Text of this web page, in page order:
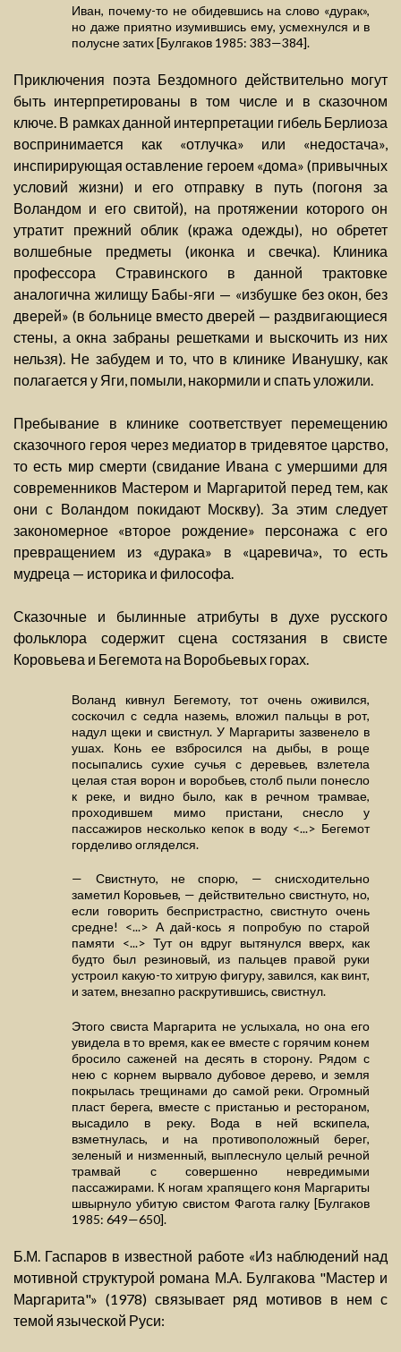
Иван, почему-то не обидевшись на слово «дурак»,
но даже приятно изумившись ему, усмехнулся и в
полусне затих [Булгаков 1985: 383—384].
Приключения поэта Бездомного действительно могут
быть интерпретированы в том числе и в сказочном
ключе. В рамках данной интерпретации гибель Берлиоза
воспринимается как «отлучка» или «недостача»,
инспирирующая оставление героем «дома» (привычных
условий жизни) и его отправку в путь (погоня за
Воландом и его свитой), на протяжении которого он
утратит прежний облик (кража одежды), но обретет
волшебные предметы (иконка и свечка). Клиника
профессора Стравинского в данной трактовке
аналогична жилищу Бабы-яги — «избушке без окон, без
дверей» (в больнице вместо дверей — раздвигающиеся
стены, а окна забраны решетками и выскочить из них
нельзя). Не забудем и то, что в клинике Иванушку, как
полагается у Яги, помыли, накормили и спать уложили.
Пребывание в клинике соответствует перемещению
сказочного героя через медиатор в тридевятое царство,
то есть мир смерти (свидание Ивана с умершими для
современников Мастером и Маргаритой перед тем, как
они с Воландом покидают Москву). За этим следует
закономерное «второе рождение» персонажа с его
превращением из «дурака» в «царевича», то есть
мудреца — историка и философа.
Сказочные и былинные атрибуты в духе русского
фольклора содержит сцена состязания в свисте
Коровьева и Бегемота на Воробьевых горах.
Воланд кивнул Бегемоту, тот очень оживился,
соскочил с седла наземь, вложил пальцы в рот,
надул щеки и свистнул. У Маргариты зазвенело в
ушах. Конь ее взбросился на дыбы, в роще
посыпались сухие сучья с деревьев, взлетела
целая стая ворон и воробьев, столб пыли понесло
к реке, и видно было, как в речном трамвае,
проходившем мимо пристани, снесло у
пассажиров несколько кепок в воду <...> Бегемот
горделиво огляделся.
— Свистнуто, не спорю, — снисходительно
заметил Коровьев, — действительно свистнуто, но,
если говорить беспристрастно, свистнуто очень
средне! <...> А дай-кось я попробую по старой
памяти <...> Тут он вдруг вытянулся вверх, как
будто был резиновый, из пальцев правой руки
устроил какую-то хитрую фигуру, завился, как винт,
и затем, внезапно раскрутившись, свистнул.
Этого свиста Маргарита не услыхала, но она его
увидела в то время, как ее вместе с горячим конем
бросило саженей на десять в сторону. Рядом с
нею с корнем вырвало дубовое дерево, и земля
покрылась трещинами до самой реки. Огромный
пласт берега, вместе с пристанью и рестораном,
высадило в реку. Вода в ней вскипела,
взметнулась, и на противоположный берег,
зеленый и низменный, выплеснуло целый речной
трамвай с совершенно невредимыми
пассажирами. К ногам храпящего коня Маргариты
швырнуло убитую свистом Фагота галку [Булгаков
1985: 649—650].
Б.М. Гаспаров в известной работе «Из наблюдений над
мотивной структурой романа М.А. Булгакова "Мастер и
Маргарита"» (1978) связывает ряд мотивов в нем с
темой языческой Руси: